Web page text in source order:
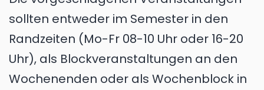
sollten entweder im Semester in den
Randzeiten (Mo-Fr 08-10 Uhr oder 16-20
Uhr), als Blockveranstaltungen an den
Wochenenden oder als Wochenblock in